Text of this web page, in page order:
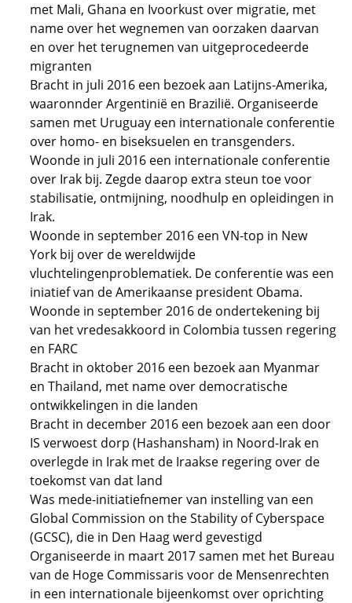
met Mali, Ghana en Ivoorkust over migratie, met
name over het wegnemen van oorzaken daarvan
en over het terugnemen van uitgeprocedeerde
migranten
Bracht in juli 2016 een bezoek aan Latijns-Amerika,
waaronnder Argentinië en Brazilië. Organiseerde
samen met Uruguay een internationale conferentie
over homo- en biseksuelen en transgenders.
Woonde in juli 2016 een internationale conferentie
over Irak bij. Zegde daarop extra steun toe voor
stabilisatie, ontmijning, noodhulp en opleidingen in
Irak.
Woonde in september 2016 een VN-top in New
York bij over de wereldwijde
vluchtelingenproblematiek. De conferentie was een
iniatief van de Amerikaanse president Obama.
Woonde in september 2016 de ondertekening bij
van het vredesakkoord in Colombia tussen regering
en FARC
Bracht in oktober 2016 een bezoek aan Myanmar
en Thailand, met name over democratische
ontwikkelingen in die landen
Bracht in december 2016 een bezoek aan een door
IS verwoest dorp (Hashansham) in Noord-Irak en
overlegde in Irak met de Iraakse regering over de
toekomst van dat land
Was mede-initiatiefnemer van instelling van een
Global Commission on the Stability of Cyberspace
(GCSC), die in Den Haag werd gevestigd
Organiseerde in maart 2017 samen met het Bureau
van de Hoge Commissaris voor de Mensenrechten
in een internationale bijeenkomst over oprichting